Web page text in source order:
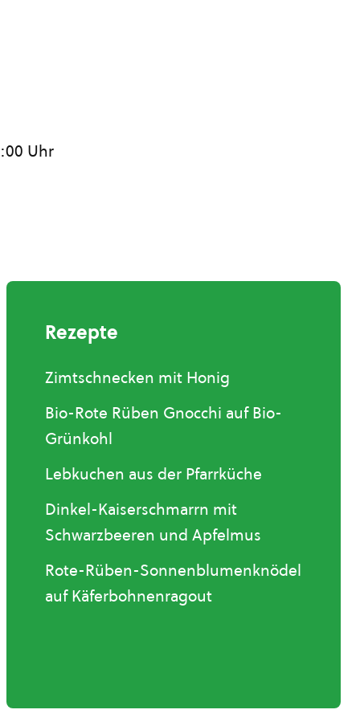
Uhr
Rezepte
Zimtschnecken mit Honig
Bio-Rote Rüben Gnocchi auf Bio-
Grünkohl
Lebkuchen aus der Pfarrküche
Dinkel-Kaiserschmarrn mit
Schwarzbeeren und Apfelmus
Rote-Rüben-Sonnenblumenknödel
auf Käferbohnenragout